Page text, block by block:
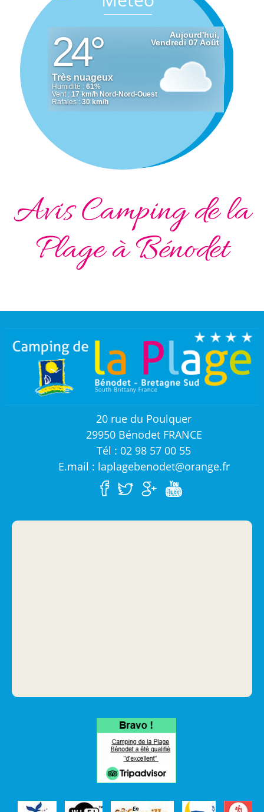
Avis Camping de la
Plage à Bénodet
20 rue du Poulquer
29950 Bénodet FRANCE
Tél : 02 98 57 00 55
E.mail : laplagebenodet@orange.fr